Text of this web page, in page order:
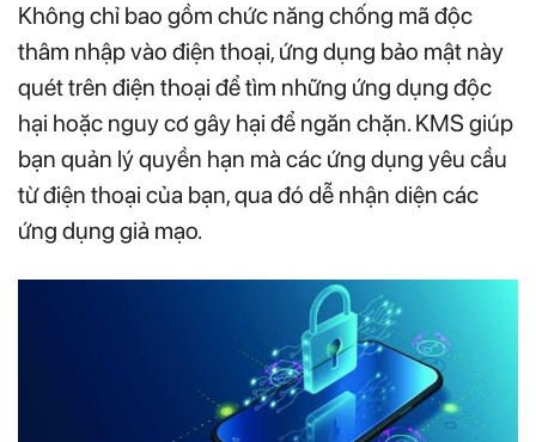
Không chỉ bao gồm chức năng chống mã độc
thâm nhập vào điện thoại, ứng dụng bảo mật này
quét trên điện thoại để tìm những ứng dụng độc
hại hoặc nguy cơ gây hại để ngăn chặn. KMS giúp
bạn quản lý quyền hạn mà các ứng dụng yêu cầu
từ điện thoại của bạn, qua đó dễ nhận diện các
ứng dụng giả mạo.